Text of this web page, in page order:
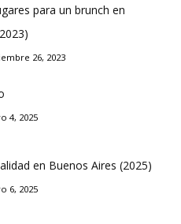
para un brunch en
26, 2023
4, 2025
en Buenos Aires (2025)
6, 2025